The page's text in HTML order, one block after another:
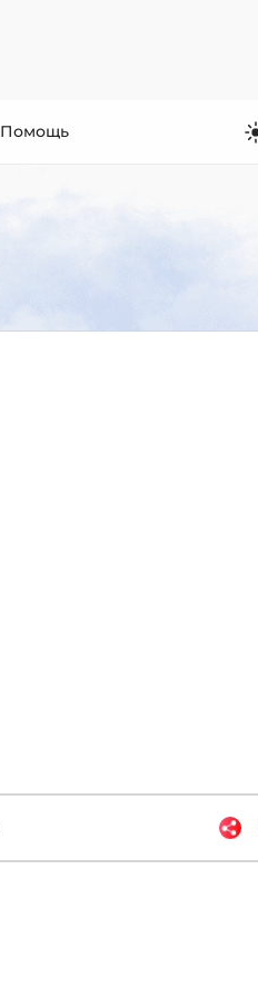
Помощь